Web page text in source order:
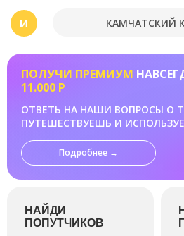
И КАМЧАТСКИЙ
ПОЛУЧИ ПРЕМИУМ
11.000 Р
ОТВЕТЬ НА НАШИ ВОПРОСЫ О
ПУТЕШЕСТВУЕШЬ И
Подробнее →
НАЙДИ
ПОПУТЧИКОВ